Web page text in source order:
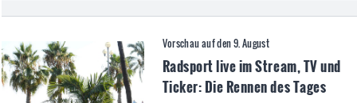
Vorschau auf den 9. August
Radsport live im Stream, TV und
Ticker: Die Rennen des Tages